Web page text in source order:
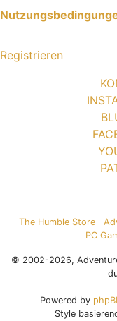
Registrieren
The Humble Store
PC
© 2002-2026,
Powered by
Style